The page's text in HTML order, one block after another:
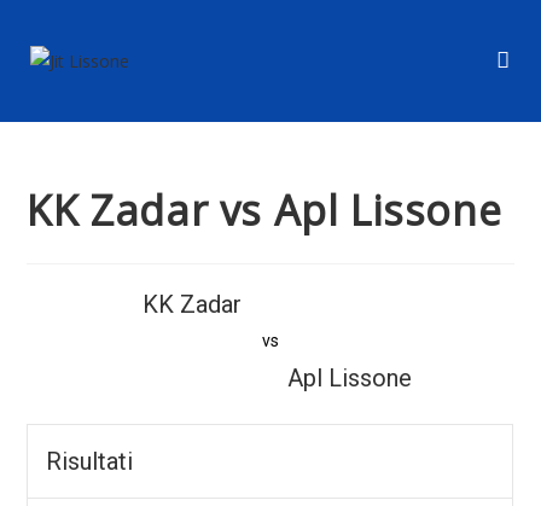
KK Zadar vs Apl Lissone
KK Zadar
vs
Apl Lissone
Risultati